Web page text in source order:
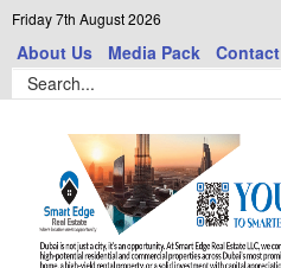
Friday 7th August 2026
About Us Media Pack Contact